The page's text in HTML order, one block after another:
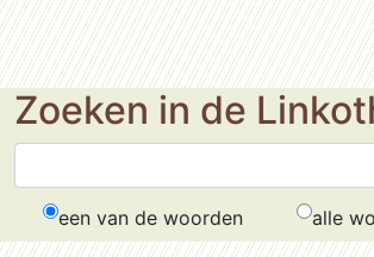
Zoeken in de
een van de woorden alle